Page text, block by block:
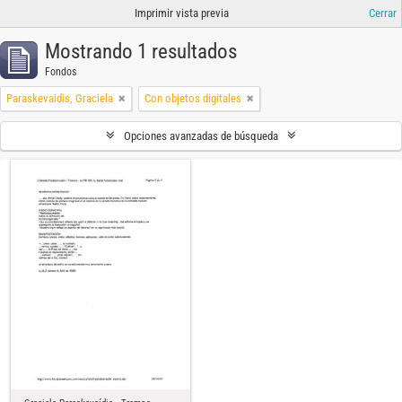
Imprimir vista previa Cerrar
Mostrando 1 resultados
Fondos
Paraskevaidis, Graciela Con objetos digitales
Opciones avanzadas de búsqueda